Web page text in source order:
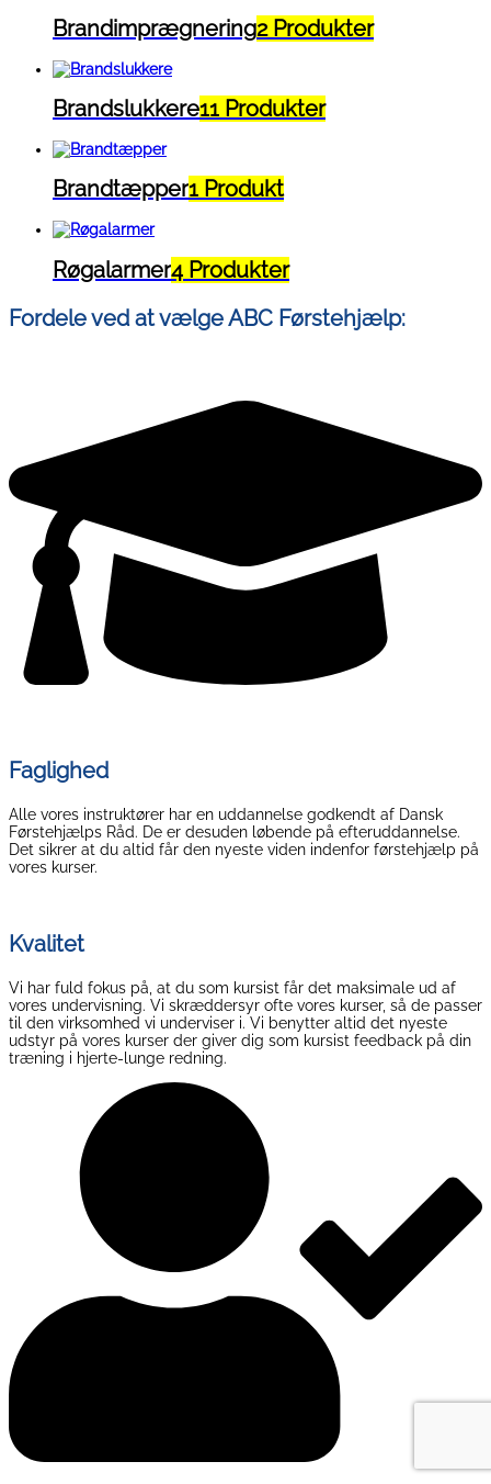
Brandimprægnering2 Produkter
Brandslukkere11 Produkter
Brandtæpper1 Produkt
Røgalarmer4 Produkter
Fordele ved at vælge ABC Førstehjælp:
Faglighed
Alle vores instruktører har en uddannelse godkendt af Dansk
Førstehjælps Råd. De er desuden løbende på efteruddannelse.
Det sikrer at du altid får den nyeste viden indenfor førstehjælp på
vores kurser.
Kvalitet
Vi har fuld fokus på, at du som kursist får det maksimale ud af
vores undervisning. Vi skræddersyr ofte vores kurser, så de passer
til den virksomhed vi underviser i. Vi benytter altid det nyeste
udstyr på vores kurser der giver dig som kursist feedback på din
træning i hjerte-lunge redning.